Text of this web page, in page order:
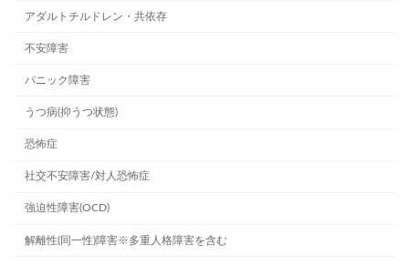
アダルトチルドレン・共依存
不安障害
パニック障害
うつ病(抑うつ状態)
恐怖症
社交不安障害/対人恐怖症
強迫性障害(OCD)
解離性(同一性)障害※多重人格障害を含む